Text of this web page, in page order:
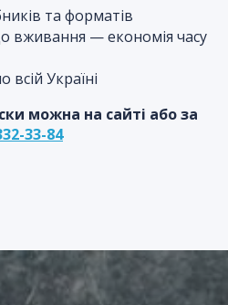
та форматів
вживання — економія часу
Україні
можна на сайті або за
33-84